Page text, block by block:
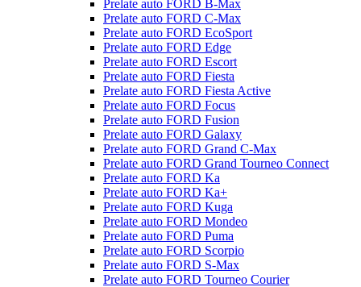
Prelate auto FORD B-Max
Prelate auto FORD C-Max
Prelate auto FORD EcoSport
Prelate auto FORD Edge
Prelate auto FORD Escort
Prelate auto FORD Fiesta
Prelate auto FORD Fiesta Active
Prelate auto FORD Focus
Prelate auto FORD Fusion
Prelate auto FORD Galaxy
Prelate auto FORD Grand C-Max
Prelate auto FORD Grand Tourneo Connect
Prelate auto FORD Ka
Prelate auto FORD Ka+
Prelate auto FORD Kuga
Prelate auto FORD Mondeo
Prelate auto FORD Puma
Prelate auto FORD Scorpio
Prelate auto FORD S-Max
Prelate auto FORD Tourneo Courier